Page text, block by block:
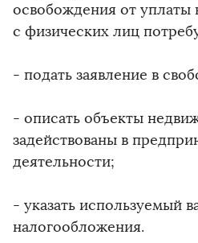
освобождения от уплаты
с физических лиц
- подать заявление в
- описать объекты
задействованы в
деятельности;
- указать используемый
налогообложения.